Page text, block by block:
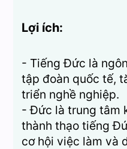
Lợi ích:
- Tiếng Đức là
tập đoàn quốc tế,
triển nghề nghiệp.
- Đức là trung tâm
thành thạo tiếng
cơ hội việc làm và